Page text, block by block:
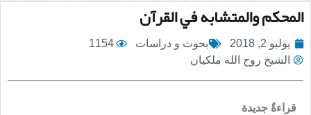
المحكم والمتشابه في القرآن
يوليو 2, 2018 بحوث و دراسات
1154
الشيخ روح الله ملكيان
قراءةٌ جديدة